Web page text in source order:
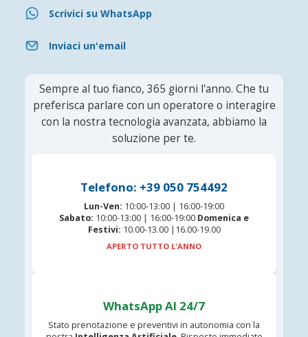
Scrivici su WhatsApp
Inviaci un'email
Sempre al tuo fianco, 365 giorni l'anno. Che tu
preferisca parlare con un operatore o interagire
con la nostra tecnologia avanzata, abbiamo la
soluzione per te.
Telefono: +39 050 754492
Lun-Ven: 10:00-13:00 | 16:00-19:00
Sabato: 10:00-13:00 | 16:00-19:00 Domenica e
Festivi: 10.00-13.00 |16.00-19.00
APERTO TUTTO L'ANNO
WhatsApp AI 24/7
Stato prenotazione e preventivi in autonomia con la